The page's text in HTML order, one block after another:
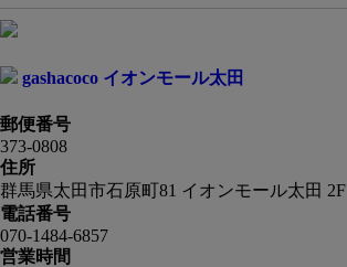
gashacoco イオンモール太田
郵便番号
373-0808
住所
群馬県太田市石原町81 イオンモール太田 2F
電話番号
070-1484-6857
営業時間